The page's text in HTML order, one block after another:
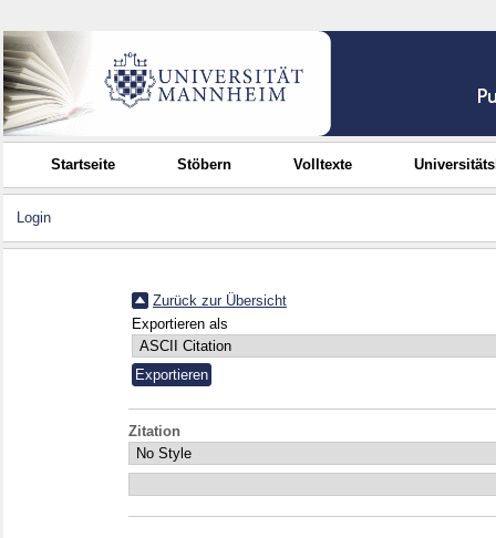
Startseite Stöbern Volltexte
Login
Zurück zur Übersicht
Exportieren als
Zitation